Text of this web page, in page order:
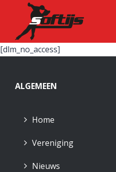
Doorgaan
inhoud
[dlm_no_access]
ALGEMEEN
Home
Vereniging
Nieuws